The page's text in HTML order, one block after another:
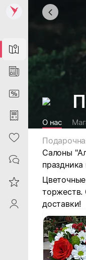
Map
News
DiscountCard
Purchases
Heart
Contacts
Reviews
ProfileSaby
О нас
Салоны
торжеств.
доставки!